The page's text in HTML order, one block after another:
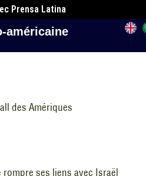
Prensa Latina
américaine
des Amériques
ses liens avec Israël